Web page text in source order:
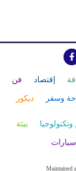
إقتصاد فن
وسفر ديكور
بيئة
سيارات
Maintained